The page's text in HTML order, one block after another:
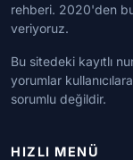
rehberi. 2020'den
veriyoruz.
Bu sitedeki kayıtlı
yorumlar
sorumlu değildir.
HIZLI MENÜ